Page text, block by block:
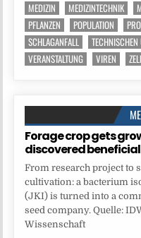
MEDIZIN
MEDIZINTECHNIK
PFLANZEN
POPULATION
SCHLAGANFALL
VERANSTALTUNG
VIREN
Forage crop gets
discovered
From research project to
cultivation: a bacterium
(JKI) is turned into a
seed company. Quelle:
Wissenschaft